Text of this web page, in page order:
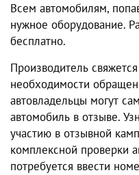
Всем автомобилям,
нужное оборудование.
бесплатно.
Производитель
необходимости
автовладельцы могут
автомобиль в отзыве.
участию в отзывной
комплексной проверки
потребуется ввести